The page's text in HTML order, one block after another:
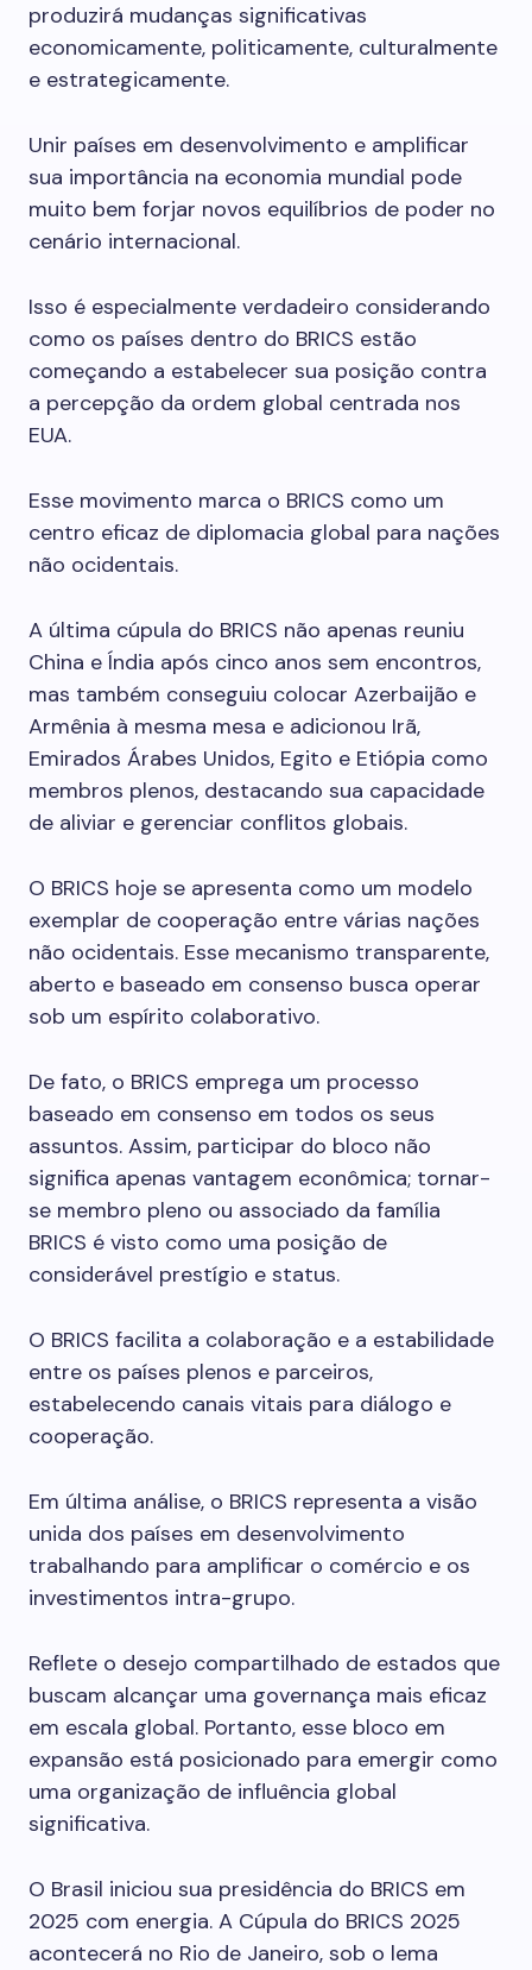
produzirá mudanças significativas
economicamente, politicamente, culturalmente
e estrategicamente.
Unir países em desenvolvimento e amplificar
sua importância na economia mundial pode
muito bem forjar novos equilíbrios de poder no
cenário internacional.
Isso é especialmente verdadeiro considerando
como os países dentro do BRICS estão
começando a estabelecer sua posição contra
a percepção da ordem global centrada nos
EUA.
Esse movimento marca o BRICS como um
centro eficaz de diplomacia global para nações
não ocidentais.
A última cúpula do BRICS não apenas reuniu
China e Índia após cinco anos sem encontros,
mas também conseguiu colocar Azerbaijão e
Armênia à mesma mesa e adicionou Irã,
Emirados Árabes Unidos, Egito e Etiópia como
membros plenos, destacando sua capacidade
de aliviar e gerenciar conflitos globais.
O BRICS hoje se apresenta como um modelo
exemplar de cooperação entre várias nações
não ocidentais. Esse mecanismo transparente,
aberto e baseado em consenso busca operar
sob um espírito colaborativo.
De fato, o BRICS emprega um processo
baseado em consenso em todos os seus
assuntos. Assim, participar do bloco não
significa apenas vantagem econômica; tornar-
se membro pleno ou associado da família
BRICS é visto como uma posição de
considerável prestígio e status.
O BRICS facilita a colaboração e a estabilidade
entre os países plenos e parceiros,
estabelecendo canais vitais para diálogo e
cooperação.
Em última análise, o BRICS representa a visão
unida dos países em desenvolvimento
trabalhando para amplificar o comércio e os
investimentos intra-grupo.
Reflete o desejo compartilhado de estados que
buscam alcançar uma governança mais eficaz
em escala global. Portanto, esse bloco em
expansão está posicionado para emergir como
uma organização de influência global
significativa.
O Brasil iniciou sua presidência do BRICS em
2025 com energia. A Cúpula do BRICS 2025
acontecerá no Rio de Janeiro, sob o lema